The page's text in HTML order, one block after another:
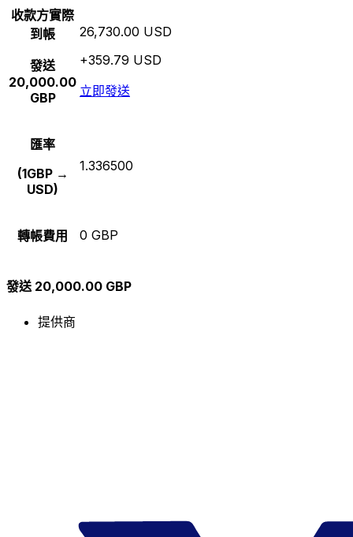
收款方實際
到帳
發送
20,000.00
GBP
26,730.00 USD
+359.79 USD
立即發送
匯率
(1GBP →
USD)
1.336500
轉帳費用 0 GBP
發送 20,000.00 GBP
提供商